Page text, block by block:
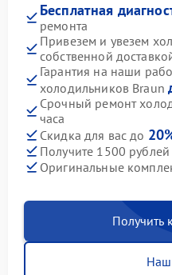
Бесплатная
ремонта
Привезем и увезем
собственной
Гарантия на наши
холодильников Braun
Срочный ремонт
часа
Скидка для вас до
Получите 1500
Оригинальные
Получить